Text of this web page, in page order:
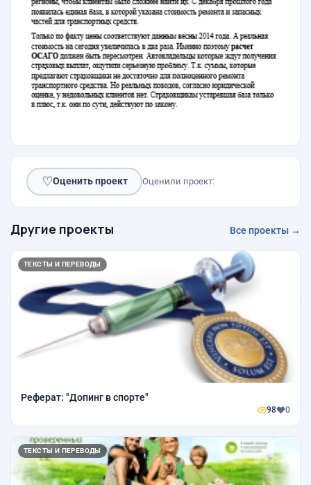
♡Оценить проект Оценили проект:
Другие проекты Все проекты →
ТЕКСТЫ И ПЕРЕВОДЫ
Реферат: "Допинг в спорте"
98 0
ТЕКСТЫ И ПЕРЕВОДЫ